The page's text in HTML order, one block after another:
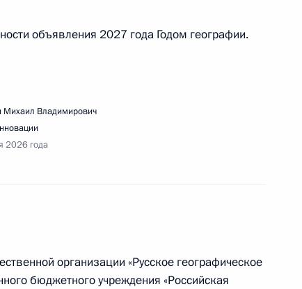
Совета по развитию физической
объявления 2027 года Годом географии.
Михаил Владимирович
2026 года
организации «Русское географическое
бюджетного учреждения «Российская